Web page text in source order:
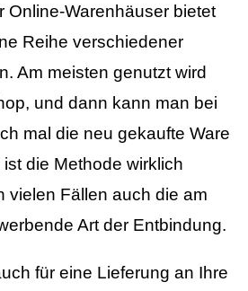
Online-Warenhäuser bietet
Reihe verschiedener
Am meisten genutzt wird
und dann kann man bei
mal die neu gekaufte Ware
die Methode wirklich
vielen Fällen auch die am
Art der Entbindung.
für eine Lieferung an Ihre